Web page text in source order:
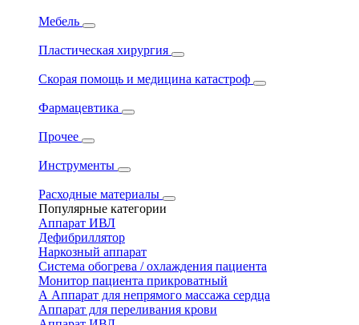
Мебель
Пластическая хирургия
Скорая помощь и медицина катастроф
Фармацевтика
Прочее
Инструменты
Расходные материалы
Популярные категории
Аппарат ИВЛ
Дефибриллятор
Наркозный аппарат
Система обогрева / охлаждения пациента
Монитор пациента прикроватный
А Аппарат для непрямого массажа сердца
Аппарат для переливания крови